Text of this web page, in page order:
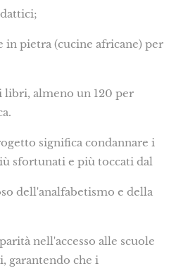
in pietra (cucine africane) per
almeno un 120 per
significa condannare i
sfortunati e più toccati dal
dell'analfabetismo e della
nell'accesso alle scuole
garantendo che i